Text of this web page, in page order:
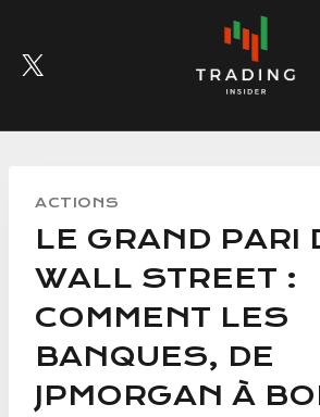
content
ACTIONS
LE GRAND PARI
WALL STREET :
COMMENT LES
BANQUES, DE
JPMORGAN À